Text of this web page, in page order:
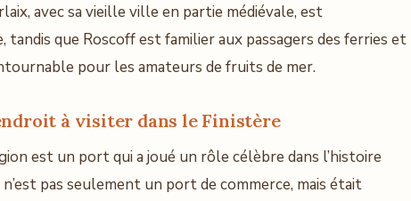
avec sa vieille ville en partie médiévale, est
que Roscoff est familier aux passagers des ferries et
pour les amateurs de fruits de mer.
à visiter dans le Finistère
est un port qui a joué un rôle célèbre dans l’histoire
pas seulement un port de commerce, mais était